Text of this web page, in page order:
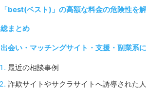
「best(ベスト)」の高額な料金の危険性を
総まとめ
出会い・マッチングサイト・支援・副業系
最近の相談事例
詐欺サイトやサクラサイトへ誘導された